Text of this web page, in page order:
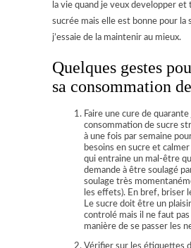
la vie quand je veux developper
sucrée mais elle est bonne pour la
j’essaie de la maintenir au mieux.
Quelques gestes
sa consommation
Faire une cure de
consommation de sucre
à une fois par semaine
besoins en sucre et
qui entraine un mal-être
demande à être soulagé
soulage très
les effets). En bref, briser
Le sucre doit être un
controlé mais il ne faut pas
manière de se passer les